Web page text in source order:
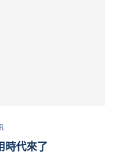
時代來了